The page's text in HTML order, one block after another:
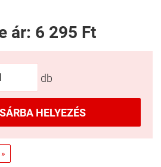
ár: 6 295 Ft
db
HELYEZÉS